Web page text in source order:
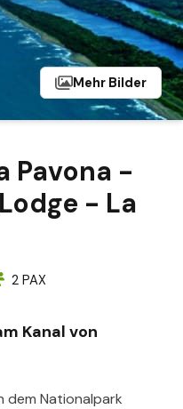
Mehr Bilder
Pavona -
- La
2 PAX
Kanal von
dem Nationalpark